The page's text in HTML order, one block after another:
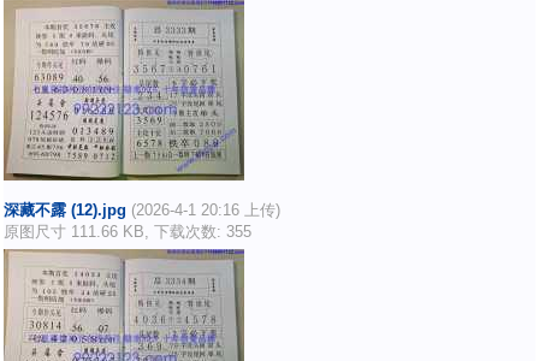
深藏不露 (12).jpg (2026-4-1 20:16 上传)
原图尺寸 111.66 KB, 下载次数: 355